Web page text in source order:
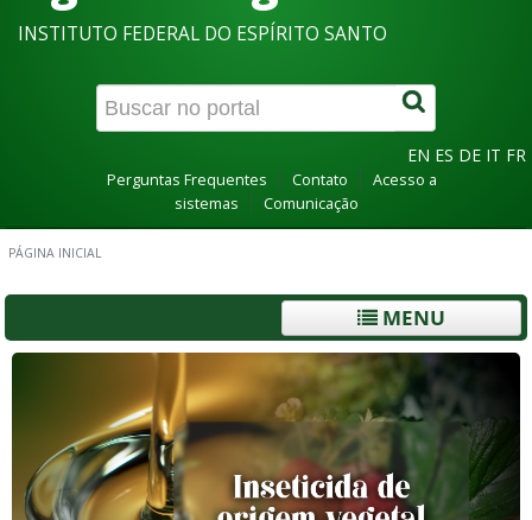
INSTITUTO FEDERAL DO ESPÍRITO SANTO
EN ES DE IT FR
Perguntas Frequentes Contato
Acesso a
sistemas
Comunicação
PÁGINA INICIAL
MENU